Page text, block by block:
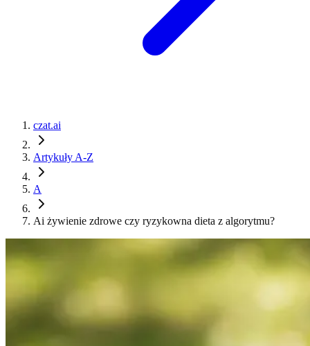
czat.ai
Artykuły A-Z
A
Ai żywienie zdrowe czy ryzykowna dieta z algorytmu?